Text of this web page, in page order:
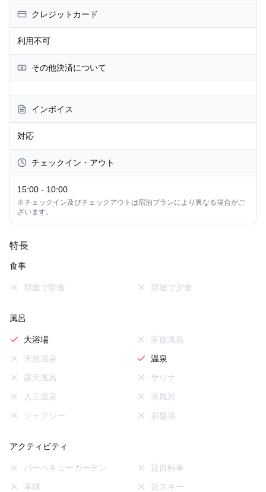
クレジットカード
利用不可
その他決済について
インボイス
対応
チェックイン・アウト
15:00 - 10:00
※チェックイン及びチェックアウトは宿泊プランにより異なる場合がご
ざいます。
特長
食事
部屋で朝食 部屋で夕食
風呂
大浴場
家族風呂
天然温泉
温泉
露天風呂
サウナ
人工温泉
水風呂
ジャグジー
岩盤浴
アクティビティ
バーベキューガーデン
貸自転車
卓球
貸スキー